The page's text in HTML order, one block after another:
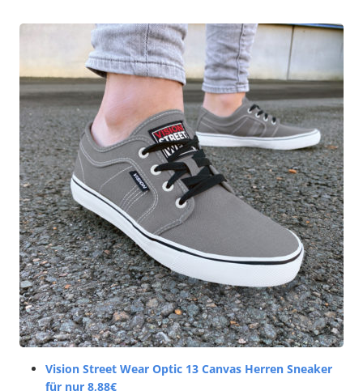
Vision Street Wear Optic 13 Canvas Herren Sneaker
für nur 8,88€